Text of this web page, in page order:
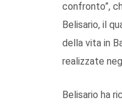
confronto”,
Belisario, il
della vita in
realizzate
Belisario ha